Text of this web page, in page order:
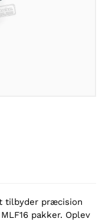
tilbyder præcision
pakker. Oplev